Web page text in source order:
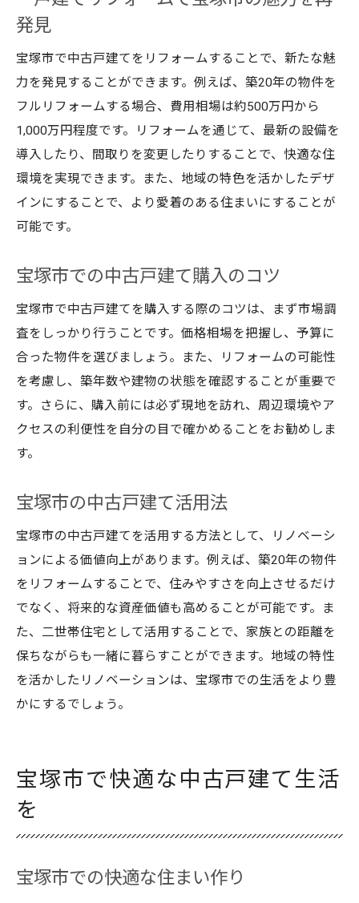
発見
宝塚市で中古戸建てをリフォームすることで、新たな魅
力を発見することができます。例えば、築20年の物件を
フルリフォームする場合、費用相場は約500万円から
1,000万円程度です。リフォームを通じて、最新の設備を
導入したり、間取りを変更したりすることで、快適な住
環境を実現できます。また、地域の特色を活かしたデザ
インにすることで、より愛着のある住まいにすることが
可能です。
宝塚市での中古戸建て購入のコツ
宝塚市で中古戸建てを購入する際のコツは、まず市場調
査をしっかり行うことです。価格相場を把握し、予算に
合った物件を選びましょう。また、リフォームの可能性
を考慮し、築年数や建物の状態を確認することが重要で
す。さらに、購入前には必ず現地を訪れ、周辺環境やア
クセスの利便性を自分の目で確かめることをお勧めしま
す。
宝塚市の中古戸建て活用法
宝塚市の中古戸建てを活用する方法として、リノベーシ
ョンによる価値向上があります。例えば、築20年の物件
をリフォームすることで、住みやすさを向上させるだけ
でなく、将来的な資産価値も高めることが可能です。ま
た、二世帯住宅として活用することで、家族との距離を
保ちながらも一緒に暮らすことができます。地域の特性
を活かしたリノベーションは、宝塚市での生活をより豊
かにするでしょう。
宝塚市で快適な中古戸建て生活
を
宝塚市での快適な住まい作り